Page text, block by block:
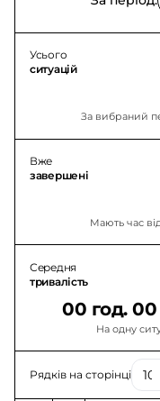
Усього
ситуацій
За вибраний
Вже
завершені
Мають час
Середня
тривалість
00 год. 00
На одну
Рядків на сторінці